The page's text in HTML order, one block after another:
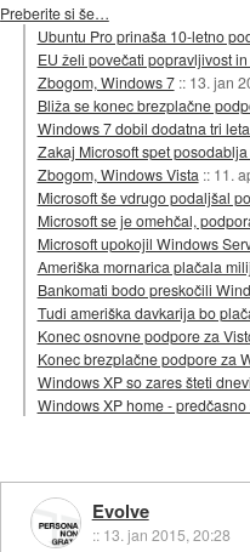
Preberite si še…
Ubuntu Pro prinaša 10-letno
EU želi povečati popravljivost
Zbogom, Windows 7 :: 13. jan
Bliža se konec brezplačne
Windows 7 dobil dodatna tri
Zakaj Microsoft spet
Zbogom, Windows Vista :: 11.
Microsoft še vdrugo podaljšal
Microsoft se je omehčal,
Microsoft upokojil Windows
Ameriška mornarica plačala
Bankomati bodo preskočili
Tudi ameriška davkarija bo
Konec osnovne podpore za
Konec brezplačne podpore za
Windows XP so zares šteti dnevi
Windows XP home - predčasno
Evolve
:: 13. jan 2015, 20:28